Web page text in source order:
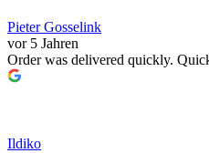
Pieter Gosselink
vor 5 Jahren
Order was delivered quickly.
Ildiko